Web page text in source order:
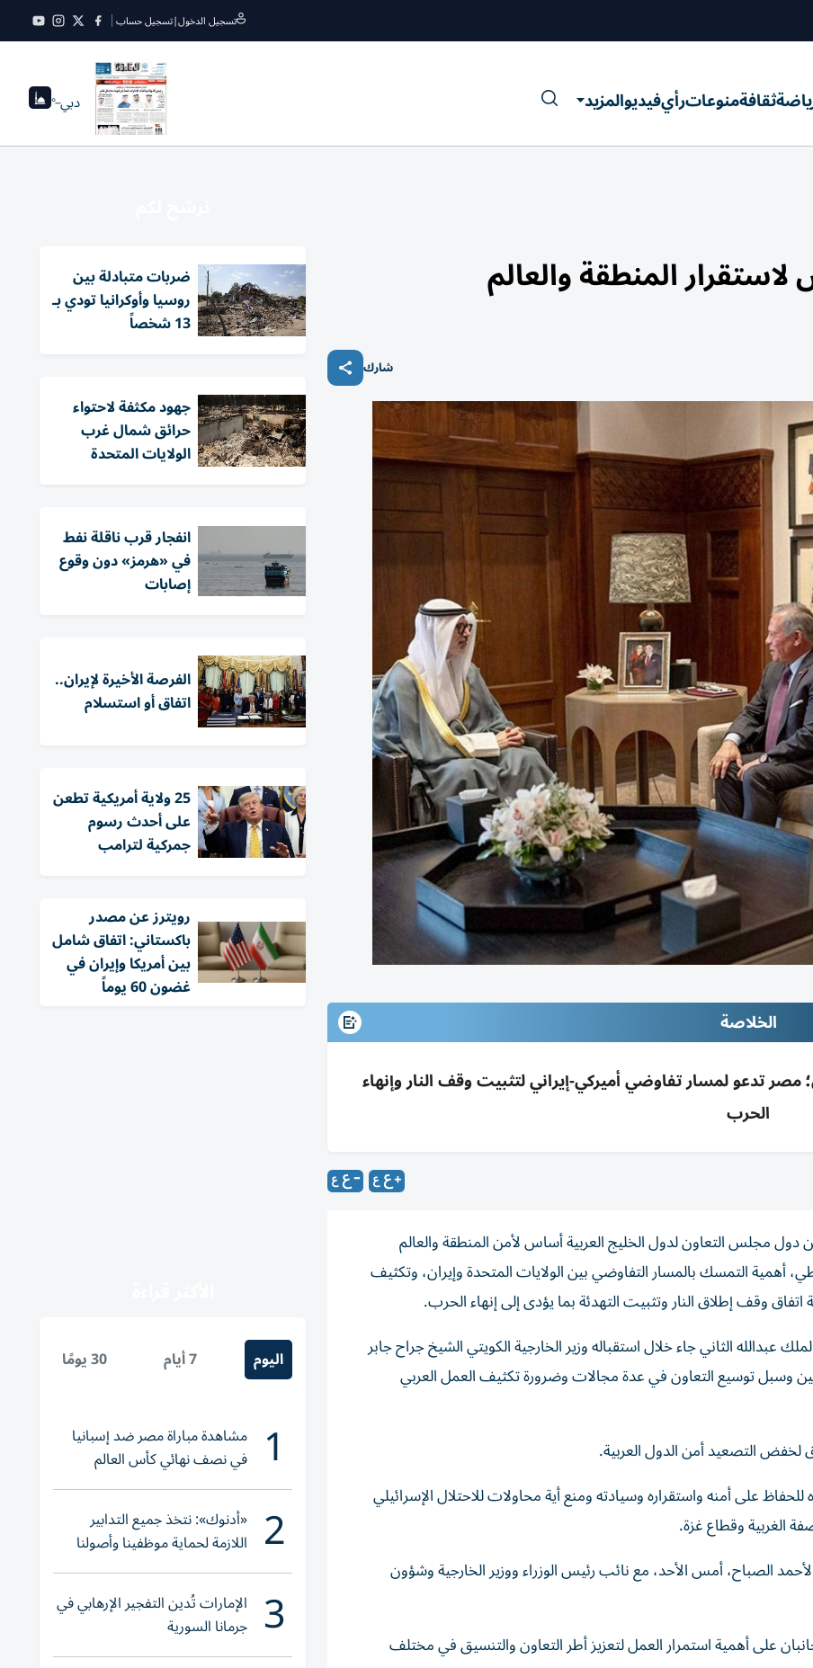
تسجيل الدخول|تسجيل حساب
ثقافةمنوعاترأيفيديوالمزيد دبي--°
المنطقة والعالم
شارك
الخلاصة
مصر تدعو لمسار تفاوضي أميركي-إيراني لتثبيت وقف النار وإنهاء
الحرب
دول مجلس التعاون لدول الخليج العربية أساس لأمن المنطقة والعالم
أهمية التمسك بالمسار التفاوضي بين الولايات المتحدة وإيران، وتكثيف
وقف إطلاق النار وتثبيت التهدئة بما يؤدى إلى إنهاء الحرب.
الثاني جاء خلال استقباله وزير الخارجية الكويتي الشيخ جراح جابر
وسبل توسيع التعاون في عدة مجالات وضرورة تكثيف العمل العربي
لخفض التصعيد أمن الدول العربية.
على أمنه واستقراره وسيادته ومنع أية محاولات للاحتلال الإسرائيلي
الغربية وقطاع غزة.
الصباح، أمس الأحد، مع نائب رئيس الوزراء ووزير الخارجية وشؤون
على أهمية استمرار العمل لتعزيز أطر التعاون والتنسيق في مختلف
ضربات متبادلة بين
روسيا وأوكرانيا تودي بـ
13 شخصاً
جهود مكثفة لاحتواء
حرائق شمال غرب
الولايات المتحدة
انفجار قرب ناقلة نفط
في «هرمز» دون وقوع
إصابات
الفرصة الأخيرة لإيران..
اتفاق أو استسلام
25 ولاية أمريكية تطعن
على أحدث رسوم
جمركية لترامب
‏رويترز عن مصدر
باكستاني: اتفاق شامل
بين أمريكا وإيران في
غضون 60 يوماً
اليوم 7 أيام 30 يومًا
1 مشاهدة مباراة مصر ضد إسبانيا
في نصف نهائي كأس العالم
لناشئات اليد 2026
2 «أدنوك»: نتخذ جميع التدابير
اللازمة لحماية موظفينا وأصولنا
وعملياتنا
3 الإمارات تُدين التفجير الإرهابي في
جرمانا السورية